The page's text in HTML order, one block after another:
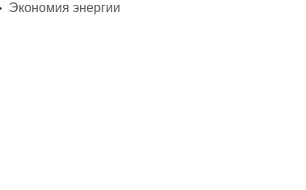
Экономия энергии